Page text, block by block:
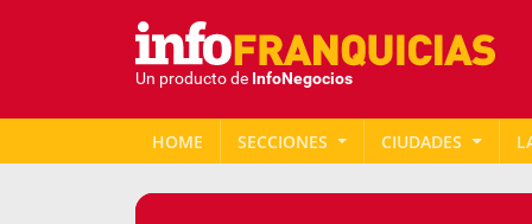
Un producto de InfoNegocios
HOME SECCIONES CIUDADES